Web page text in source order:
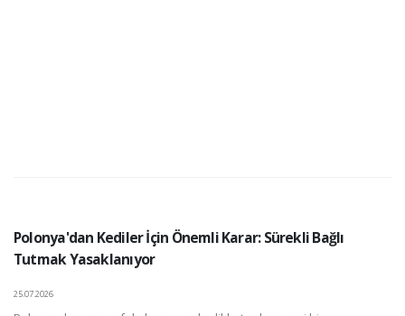
Polonya'dan Kediler İçin Önemli Karar: Sürekli Bağlı
Tutmak Yasaklanıyor
25.07.2026